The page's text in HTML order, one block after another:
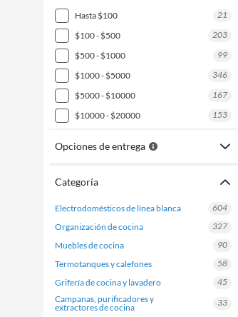
hasta $100
21
$100 - $500
203
$500 - $1000
99
$1000 - $5000
346
$5000 - $10000
167
$10000 - $20000
153
Opciones de entrega
Categoría
electrodomésticos de línea blanca
604
organización de cocina
327
muebles de cocina
90
termotanques y calefones
58
grifería de cocina y lavadero
45
campanas, purificadores y
extractores de cocina
33